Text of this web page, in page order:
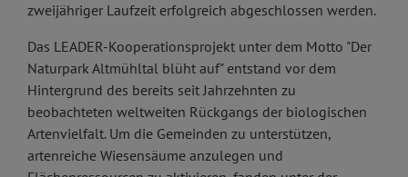
zweijähriger Laufzeit erfolgreich abgeschlossen werden.
Das LEADER-Kooperationsprojekt unter dem Motto "Der
Naturpark Altmühltal blüht auf" entstand vor dem
Hintergrund des bereits seit Jahrzehnten zu
beobachteten weltweiten Rückgangs der biologischen
Artenvielfalt. Um die Gemeinden zu unterstützen,
artenreiche Wiesensäume anzulegen und